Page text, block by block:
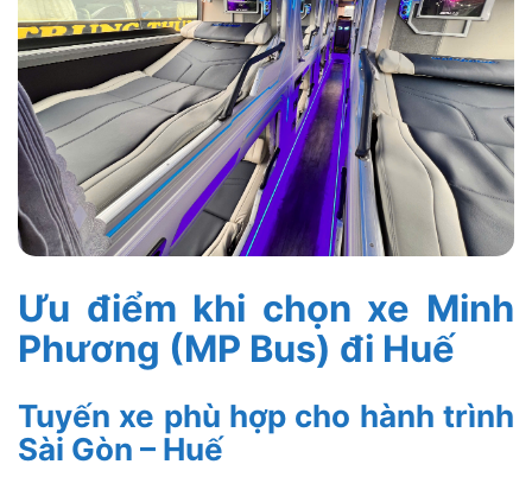
Ưu điểm khi chọn xe Minh
Phương (MP Bus) đi Huế
Tuyến xe phù hợp cho hành trình
Sài Gòn – Huế